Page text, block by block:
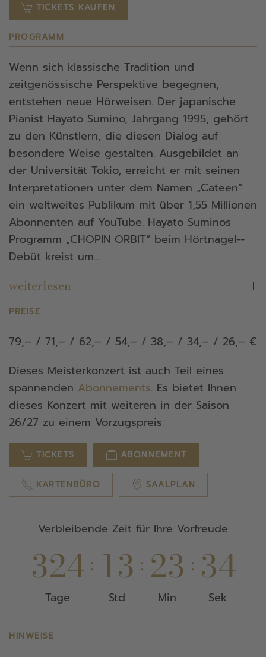
TICKETS KAUFEN
PROGRAMM
Wenn sich klassische Tradition und
zeitgenössische Perspektive begegnen,
entstehen neue Hörweisen. Der japanische
Pianist Hayato Sumino, Jahrgang 1995, gehört
zu den Künstlern, die diesen Dialog auf
besondere Weise gestalten. Ausgebildet an
der Universität Tokio, erreicht er mit seinen
Interpretationen unter dem Namen „Cateen“
ein weltweites Publikum mit über 1,55 Millionen
Abonnenten auf YouTube. Hayato Suminos
Programm „CHOPIN ORBIT“ beim Hörtnagel-­
Debüt kreist um...
weiterlesen
PREISE
79,– / 71,– / 62,– / 54,– / 38,– / 34,– / 26,– €
Dieses Meisterkonzert ist auch Teil eines
spannenden Abonnements. Es bietet Ihnen
dieses Konzert mit weiteren in der Saison
26/27 zu einem Vorzugspreis.
TICKETS ABONNEMENT
KARTENBÜRO SAALPLAN
Verbleibende Zeit für Ihre Vorfreude
324
Tage
: 13
Std
: 23
Min
: 33
Sek
HINWEISE